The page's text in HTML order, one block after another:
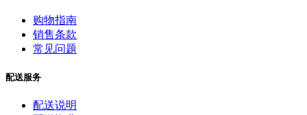
购物指南
销售条款
常见问题
配送服务
配送说明